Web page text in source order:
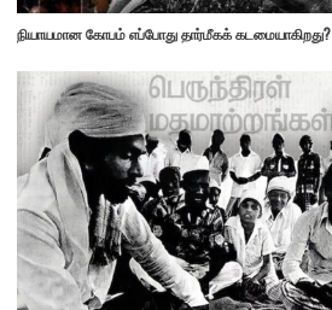
நியாயமான கோபம் எப்போது தார்மீகக் கடமையாகிறது?